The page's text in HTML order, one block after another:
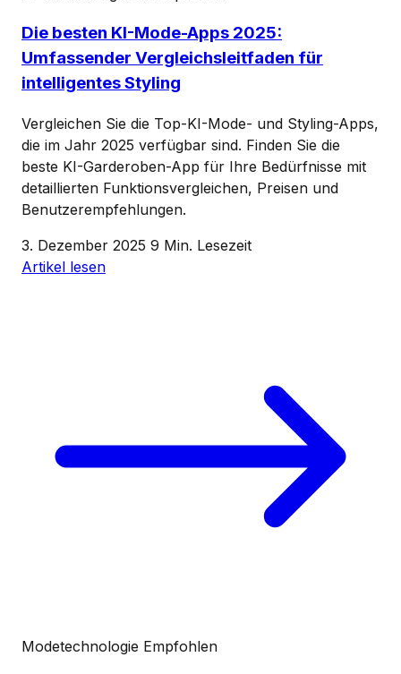
Die besten KI-Mode-Apps 2025:
Umfassender Vergleichsleitfaden für
intelligentes Styling
Vergleichen Sie die Top-KI-Mode- und Styling-Apps,
die im Jahr 2025 verfügbar sind. Finden Sie die
beste KI-Garderoben-App für Ihre Bedürfnisse mit
detaillierten Funktionsvergleichen, Preisen und
Benutzerempfehlungen.
3. Dezember 2025 9 Min. Lesezeit
Artikel lesen
Modetechnologie Empfohlen